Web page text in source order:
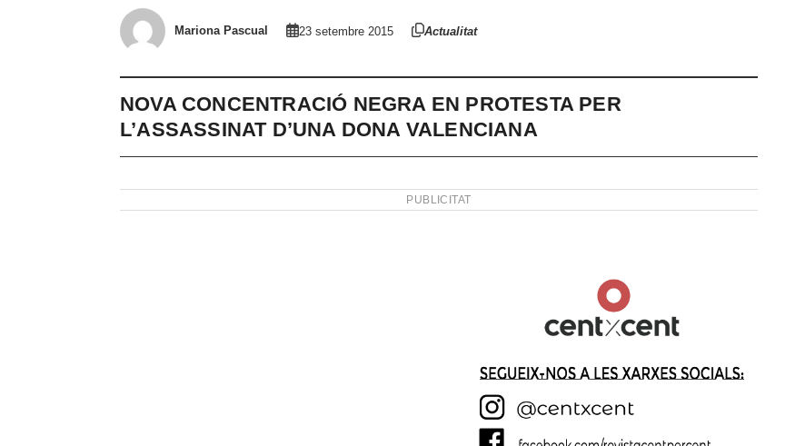
Mariona Pascual 23 setembre 2015 Actualitat
NOVA CONCENTRACIÓ NEGRA EN PROTESTA PER
L’ASSASSINAT D’UNA DONA VALENCIANA
PUBLICITAT